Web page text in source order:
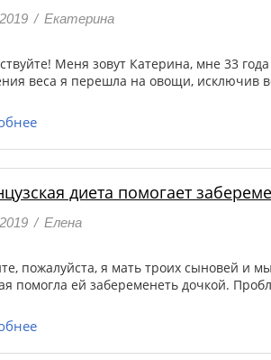
/ Екатерина
Меня зовут Катерина, мне 33
веса я перешла на овощи, исключив
диета помогает
/ Елена
пожалуйста, я мать троих сыновей и
помогла ей забеременеть дочкой.